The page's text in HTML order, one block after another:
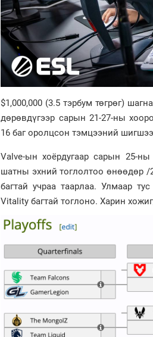
$1,000,000 (3.5 тэрбум төгрөг)
дөрөвдүгээр сарын 21-27-ны
16 баг оролцсон тэмцээний
Valve-ын хоёрдугаар сарын 25-
шатны эхний тоглолтоо өнөөдөр /
багтай учраа таарлаа. Улмаар
Vitality багтай тоглоно. Харин